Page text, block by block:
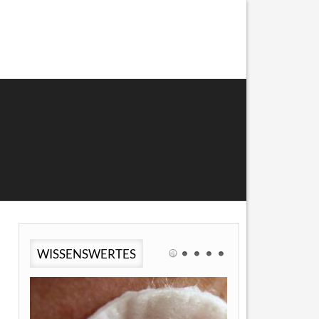
WISSENSWERTES